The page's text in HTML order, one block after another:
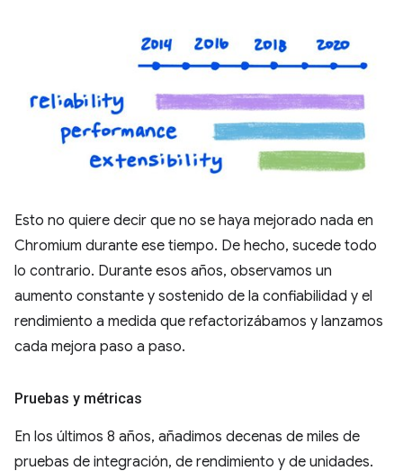
Esto no quiere decir que no se haya mejorado nada en
Chromium durante ese tiempo. De hecho, sucede todo
lo contrario. Durante esos años, observamos un
aumento constante y sostenido de la confiabilidad y el
rendimiento a medida que refactorizábamos y lanzamos
cada mejora paso a paso.
Pruebas y métricas
En los últimos 8 años, añadimos decenas de miles de
pruebas de integración, de rendimiento y de unidades.